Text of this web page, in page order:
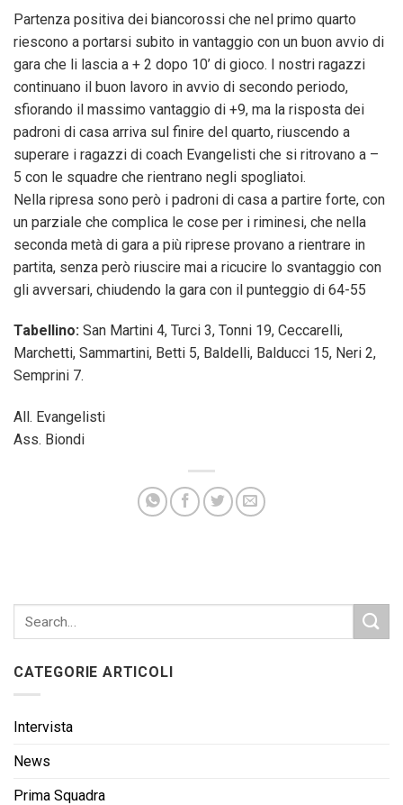
Partenza positiva dei biancorossi che nel primo quarto
riescono a portarsi subito in vantaggio con un buon avvio di
gara che li lascia a + 2 dopo 10’ di gioco. I nostri ragazzi
continuano il buon lavoro in avvio di secondo periodo,
sfiorando il massimo vantaggio di +9, ma la risposta dei
padroni di casa arriva sul finire del quarto, riuscendo a
superare i ragazzi di coach Evangelisti che si ritrovano a –
5 con le squadre che rientrano negli spogliatoi.
Nella ripresa sono però i padroni di casa a partire forte, con
un parziale che complica le cose per i riminesi, che nella
seconda metà di gara a più riprese provano a rientrare in
partita, senza però riuscire mai a ricucire lo svantaggio con
gli avversari, chiudendo la gara con il punteggio di 64-55
Tabellino: San Martini 4, Turci 3, Tonni 19, Ceccarelli,
Marchetti, Sammartini, Betti 5, Baldelli, Balducci 15, Neri 2,
Semprini 7.
All. Evangelisti
Ass. Biondi
CATEGORIE ARTICOLI
Intervista
News
Prima Squadra